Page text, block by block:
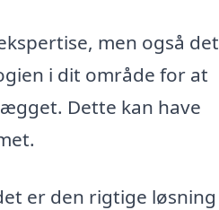
men også det
i dit område for at
Dette kan have
er den rigtige løsning